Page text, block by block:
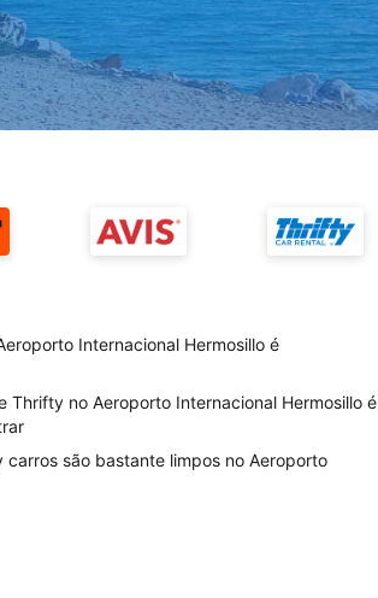
Internacional Hermosillo é
Thrifty no Aeroporto Internacional Hermosillo é
são bastante limpos no Aeroporto